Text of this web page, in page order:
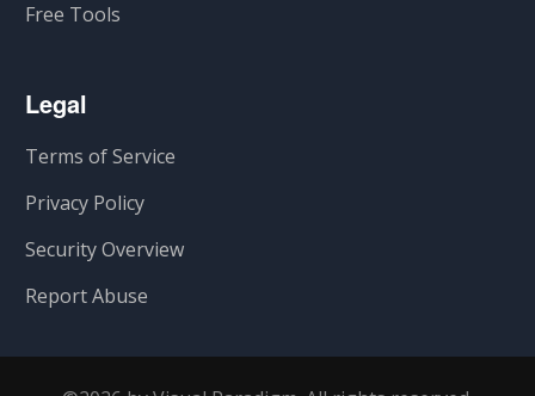
Free Tools
Legal
Terms of Service
Privacy Policy
Security Overview
Report Abuse